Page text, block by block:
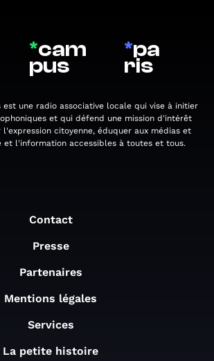
*cam
pus
*pa
ris
est une radio associative locale qui vise à initier
et qui défend une mission d'intérêt
citoyenne, éduquer aux médias et
et l'information accessibles à toutes et tous.
Contact
Presse
Partenaires
Mentions légales
Services
La petite histoire